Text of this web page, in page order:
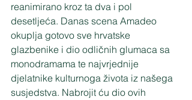
reanimirano kroz ta dva i pol
desetljeća. Danas scena Amadeo
okuplja gotovo sve hrvatske
glazbenike i dio odličnih glumaca sa
monodramama te najvrjednije
djelatnike kulturnoga života iz našega
susjedstva. Nabrojit ću dio ovih